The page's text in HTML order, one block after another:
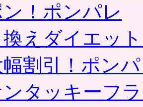
！ポンパレ
えダイエッ
割引！ポン
ンタッキーフ